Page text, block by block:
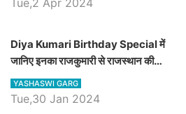
Diya Kumari Birthday Special में
जानिए इनका राजकुमारी से राजस्थान की
डिप्टी सीएम बनने तक का सफर, एक क्लिक में
जाने पूरा जीवन परिचय
YASHASWI GARG
Tue,30 Jan 2024